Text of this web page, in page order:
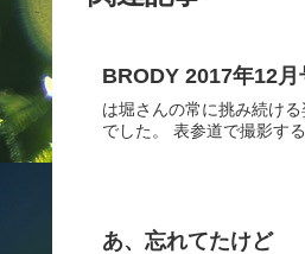
BRODY 2017年12
は堀さんの常に挑み続け
でした。 表参道で撮影す
あ、忘れてたけど